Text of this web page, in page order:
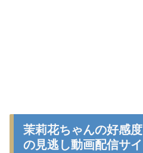
茉莉花ちゃんの好感
の見逃し動画配信サ